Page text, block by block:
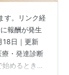
す。リンク経
報酬が発生
18日｜更新
・発達診断
めるとき